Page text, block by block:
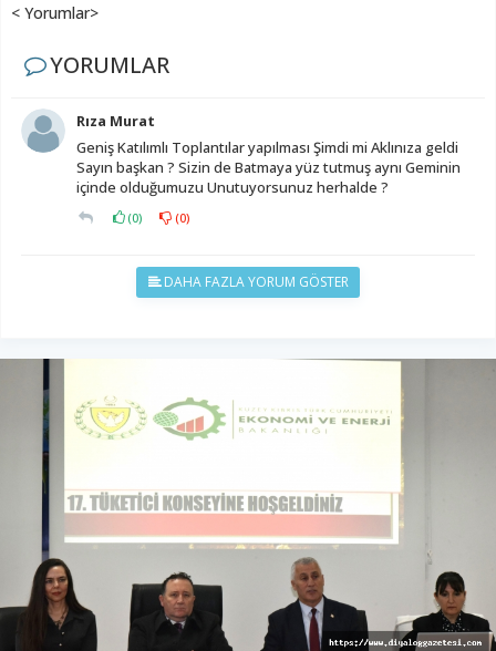
< Yorumlar>
YORUMLAR
Rıza Murat
Geniş Katılımlı Toplantılar yapılması Şimdi mi Aklınıza geldi
Sayın başkan ? Sizin de Batmaya yüz tutmuş aynı Geminin
içinde olduğumuzu Unutuyorsunuz herhalde ?
(0) (0)
DAHA FAZLA YORUM GÖSTER